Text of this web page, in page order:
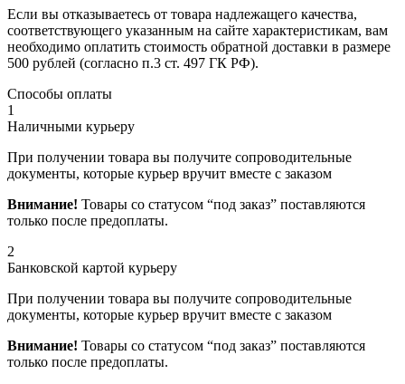
Если вы отказываетесь от товара надлежащего качества,
соответствующего указанным на сайте характеристикам, вам
необходимо оплатить стоимость обратной доставки в размере
500 рублей (согласно п.3 ст. 497 ГК РФ).
Способы оплаты
1
Наличными курьеру
При получении товара вы получите сопроводительные
документы, которые курьер вручит вместе с заказом
Внимание! Товары со статусом “под заказ” поставляются
только после предоплаты.
2
Банковской картой курьеру
При получении товара вы получите сопроводительные
документы, которые курьер вручит вместе с заказом
Внимание! Товары со статусом “под заказ” поставляются
только после предоплаты.